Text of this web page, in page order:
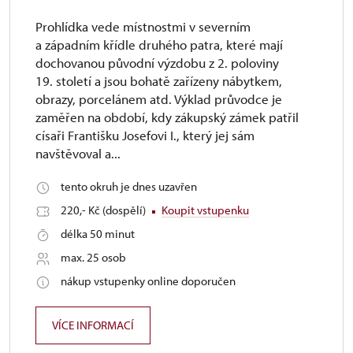
Prohlídka vede místnostmi v severním
a západním křídle druhého patra, které mají
dochovanou původní výzdobu z 2. poloviny
19. století a jsou bohatě zařízeny nábytkem,
obrazy, porcelánem atd. Výklad průvodce je
zaměřen na období, kdy zákupský zámek patřil
císaři Františku Josefovi I., který jej sám
navštěvoval a...
tento okruh je dnes uzavřen
220,- Kč (dospělí)
Koupit vstupenku
délka 50 minut
max. 25 osob
nákup vstupenky online doporučen
VÍCE INFORMACÍ